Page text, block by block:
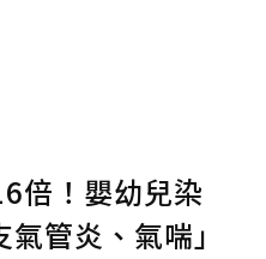
倍！嬰幼兒染
管炎、氣喘」